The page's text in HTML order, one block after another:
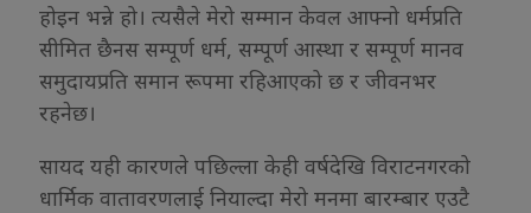
होइन भन्ने हो। त्यसैले मेरो सम्मान केवल आफ्नो धर्मप्रति
सीमित छैनस सम्पूर्ण धर्म, सम्पूर्ण आस्था र सम्पूर्ण मानव
समुदायप्रति समान रूपमा रहिआएको छ र जीवनभर
रहनेछ।
सायद यही कारणले पछिल्ला केही वर्षदेखि विराटनगरको
धार्मिक वातावरणलाई नियाल्दा मेरो मनमा बारम्बार एउटै